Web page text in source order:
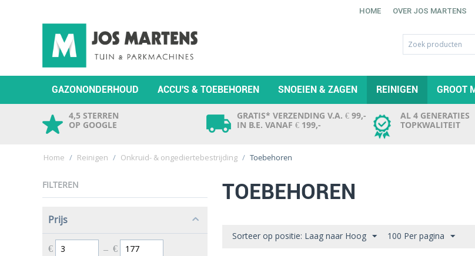
HOME OVER JOS MARTENS
GAZONONDERHOUD ACCU'S & TOEBEHOREN SNOEIEN & ZAGEN REINIGEN GROOT
4,5 STERREN
OP GOOGLE
GRATIS* VERZENDING V.A. € 99,-
IN B.E. VANAF € 199,-
AL 4 GENERATIES
TOPKWALITEIT
Home / Reinigen / Onkruid- & ongediertebestrijding / Toebehoren
FILTEREN
Prijs
€ – €
TOEBEHOREN
Sorteer op positie: Laag naar Hoog 100 Per pagina